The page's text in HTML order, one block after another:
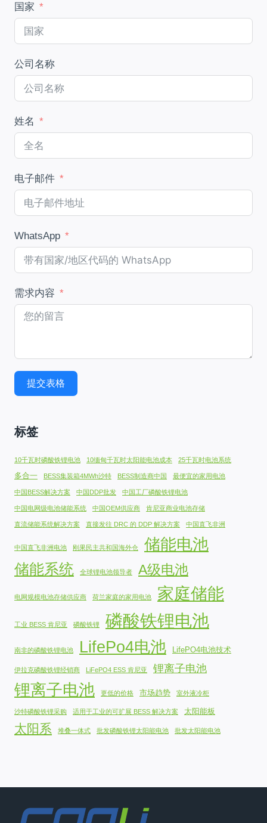
国家
公司名称
姓名
电子邮件
WhatsApp
需求内容
提交表格
标签
10千瓦时磷酸铁锂电池 10缅甸千瓦时太阳能电池成本 25千瓦时电池系统
多合一 BESS集装箱4MWh沙特 BESS制造商中国 最便宜的家用电池
中国BESS解决方案 中国DDP批发 中国工厂磷酸铁锂电池
中国电网级电池储能系统 中国OEM供应商 肯尼亚商业电池存储
直流储能系统解决方案 直接发往 DRC 的 DDP 解决方案 中国直飞非洲
中国直飞非洲电池 刚果民主共和国海外仓 储能电池
储能系统 全球锂电池领导者 A级电池
电网规模电池存储供应商 荷兰家庭的家用电池 家庭储能
工业 BESS 肯尼亚 磷酸铁锂 磷酸铁锂电池
南非的磷酸铁锂电池 LifePo4电池 LifePO4电池技术
伊拉克磷酸铁锂经销商 LiFePO4 ESS 肯尼亚 锂离子电池
锂离子电池 更低的价格 市场趋势 室外液冷柜
沙特磷酸铁锂采购 适用于工业的可扩展 BESS 解决方案 太阳能板
太阳系 堆叠一体式 批发磷酸铁锂太阳能电池 批发太阳能电池